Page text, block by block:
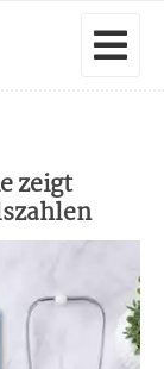
zeigt